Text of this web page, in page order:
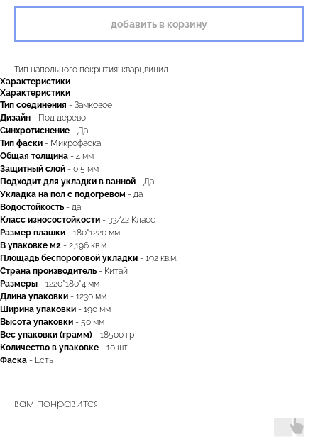
добавить в корзину
Тип напольного покрытия: кварцвинил
Характеристики
Характеристики
Тип соединения - Замковое
Дизайн - Под дерево
Синхротиснение - Да
Тип фаски - Микрофаска
Общая толщина - 4 мм
Защитный слой - 0,5 мм
Подходит для укладки в ванной - Да
Укладка на пол c подогревом - да
Водостойкость - да
Класс износостойкости - 33/42 Класс
Размер плашки - 180*1220 мм
В упаковке м2 - 2,196 кв.м.
Площадь беспороговой укладки - 192 кв.м.
Страна производитель - Китай
Размеры - 1220*180*4 мм
Длина упаковки - 1230 мм
Ширина упаковки - 190 мм
Высота упаковки - 50 мм
Вес упаковки (грамм) - 18500 гр
Количество в упаковке - 10 шт
Фаска - Есть
вам понравится